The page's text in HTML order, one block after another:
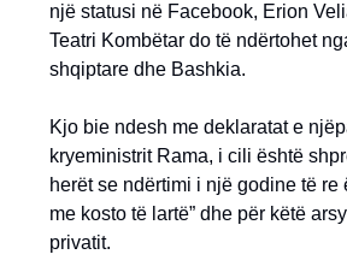
një statusi në Facebook, Erion
Teatri Kombëtar do të ndërtohet
shqiptare dhe Bashkia.
Kjo bie ndesh me deklaratat e
kryeministrit Rama, i cili është
herët se ndërtimi i një godine të re
me kosto të lartë” dhe për këtë
privatit.